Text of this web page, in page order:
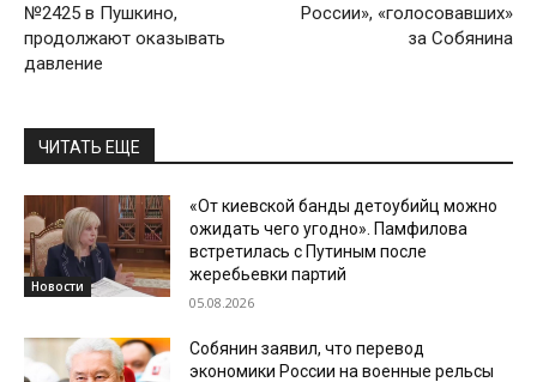
№2425 в Пушкино,
продолжают оказывать
давление
России», «голосовавших»
за Собянина
ЧИТАТЬ ЕЩЕ
Новости
«От киевской банды детоубийц можно
ожидать чего угодно». Памфилова
встретилась с Путиным после
жеребьевки партий
05.08.2026
Собянин заявил, что перевод
экономики России на военные рельсы